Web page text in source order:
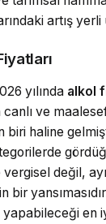
artış
yılında alkol
ve
biri haline
vergisel değil,
bir
yapabileceği en